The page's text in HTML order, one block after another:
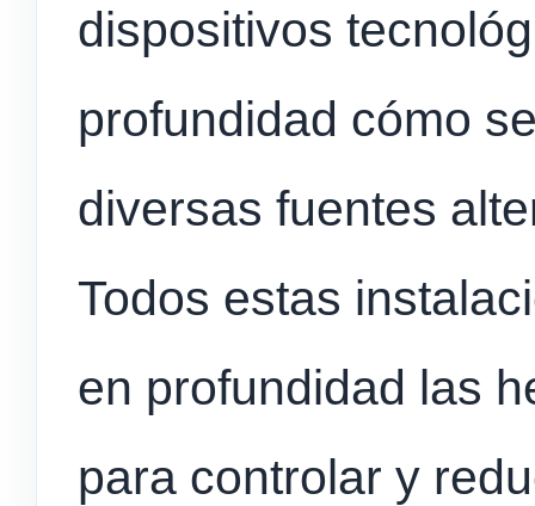
dispositivos
profundidad cómo
diversas fuentes
Todos estas
en profundidad las
para controlar y